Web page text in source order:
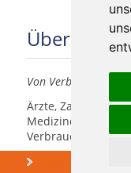
Über uns
Von Verbrauchern
Ärzte, Zahnärzte,
Verbrauchern